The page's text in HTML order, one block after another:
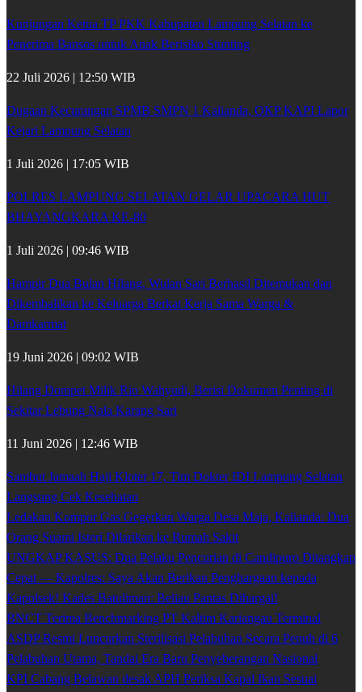
Kunjungan Ketua TP PKK Kabupaten Lampung Selatan ke
Penerima Bansos untuk Anak Berisiko Stunting
22 Juli 2026 | 12:50 WIB
Dugaan Kecurangan SPMB SMPN 1 Kalianda, OKP KAPI Lapor
Kejari Lampung Selatan
1 Juli 2026 | 17:05 WIB
POLRES LAMPUNG SELATAN GELAR UPACARA HUT
BHAYANGKARA KE-80
1 Juli 2026 | 09:46 WIB
Hampir Dua Bulan Hilang, Wulan Sari Berhasil Ditemukan dan
Dikembalikan ke Keluarga Berkat Kerja Sama Warga &
Damkarmat
19 Juni 2026 | 09:02 WIB
Hilang Dompet Milik Rio Wahyudi, Berisi Dokumen Penting di
Sekitar Lebung Nala Karang Sari
11 Juni 2026 | 12:46 WIB
Sambut Jamaah Haji Kloter 17, Tim Dokter IDI Lampung Selatan
Langsung Cek Kesehatan
Ledakan Kompor Gas Gegerkan Warga Desa Maja, Kalianda: Dua
Orang Suami Isteri Dilarikan ke Rumah Sakit
UNGKAP KASUS: Dua Pelaku Pencurian di Candipuro Ditangkap
Cepat — Kapolres: Saya Akan Berikan Penghargaan kepada
Kapolsek! Kades Batuliman: Beliau Pantas Dihargai!
BNCT Terima Benchmarking PT Kaltim Kariangau Terminal
ASDP Resmi Luncurkan Sterilisasi Pelabuhan Secara Penuh di 6
Pelabuhan Utama, Tandai Era Baru Penyeberangan Nasional
KPI Cabang Belawan desak APH Periksa Kapal Ikan Sesuai